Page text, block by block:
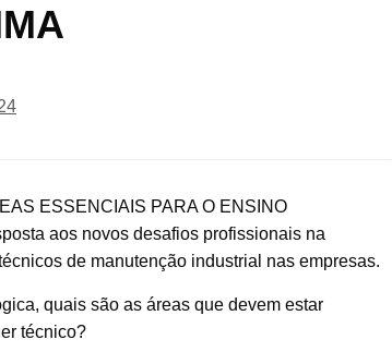
ESSENCIAIS PARA O ENSINO
aos novos desafios profissionais na
de manutenção industrial nas empresas.
quais são as áreas que devem estar
técnico?